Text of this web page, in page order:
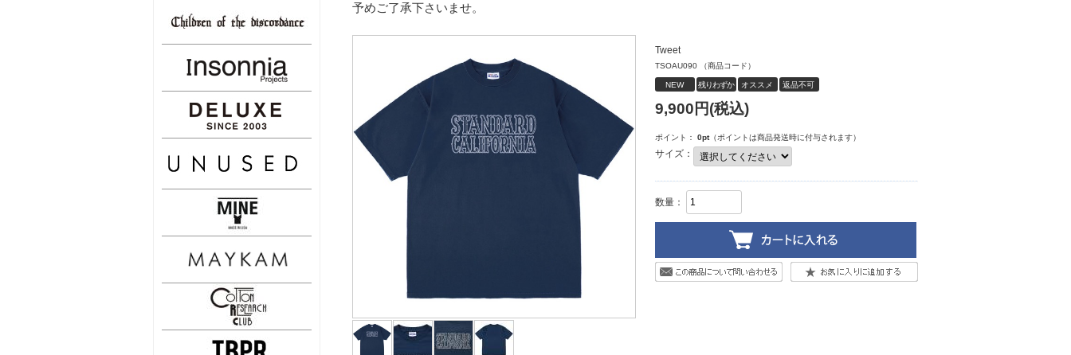
予めご了承下さいませ。
Tweet
TSOAU090 （商品コード）
NEW 残りわずか オススメ 返品不可
9,900 円(税込)
ポイント： 0pt（ポイントは商品発送時に付与されます）
サイズ：
数量：